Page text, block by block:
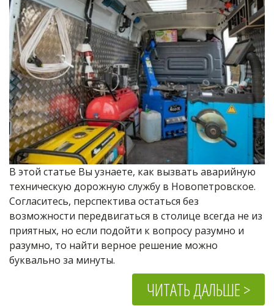
В этой статье Вы узнаете, как вызвать аварийную
техническую дорожную службу в Новопетровское.
Согласитесь, перспектива остаться без
возможности передвигаться в столице всегда не из
приятных, но если подойти к вопросу разумно и
разумно, то найти верное решение можно
буквально за минуты.
ЧИТАТЬ ДАЛЬШЕ >